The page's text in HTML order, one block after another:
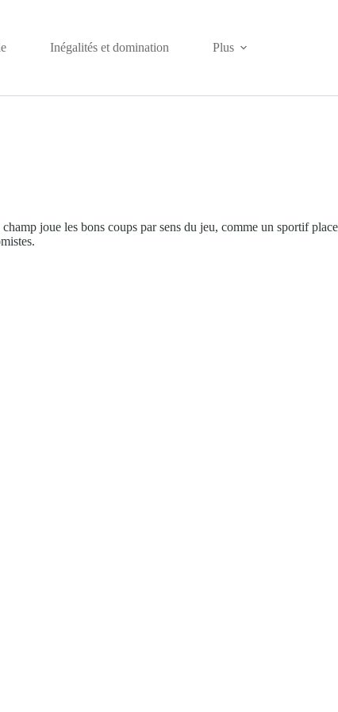
Inégalités et domination Plus
joue les bons coups par sens du jeu, comme un sportif